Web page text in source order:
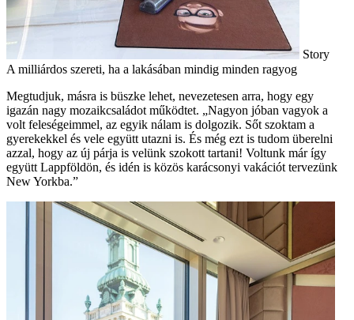
Story
A milliárdos szereti, ha a lakásában mindig minden ragyog
Megtudjuk, másra is büszke lehet, nevezetesen arra, hogy egy
igazán nagy mozaikcsaládot működtet. „Nagyon jóban vagyok a
volt feleségeimmel, az egyik nálam is dolgozik. Sőt szoktam a
gyerekekkel és vele együtt utazni is. És még ezt is tudom überelni
azzal, hogy az új párja is velünk szokott tartani! Voltunk már így
együtt Lappföldön, és idén is közös karácsonyi vakációt tervezünk
New Yorkba.”